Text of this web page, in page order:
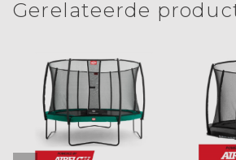
Gerelateerde